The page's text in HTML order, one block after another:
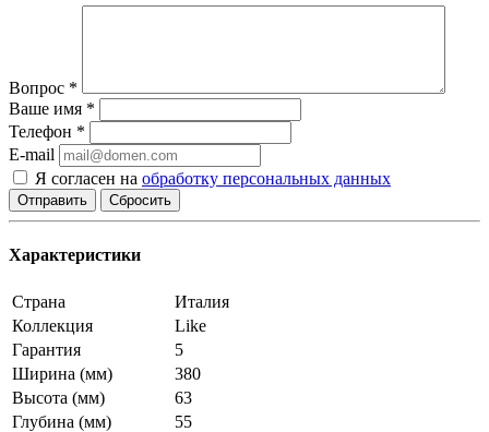
Вопрос *
Ваше имя *
Телефон *
E-mail
Я согласен на обработку персональных данных
Сбросить
Характеристики
Страна
Италия
Коллекция
Like
Гарантия
5
Ширина (мм)
380
Высота (мм)
63
Глубина (мм)
55